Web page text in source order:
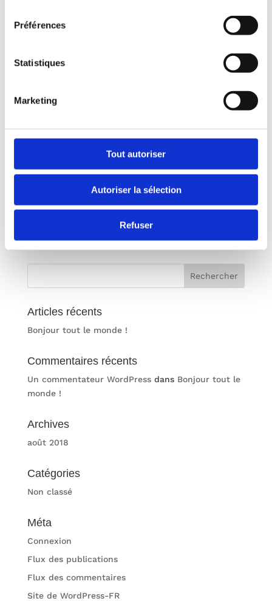
Préférences
Statistiques
Marketing
Tout autoriser
Autoriser la sélection
Refuser
Enregistrer mon nom, mon e-mail et mon site
Articles récents
Bonjour tout le monde !
Commentaires récents
Un commentateur WordPressdans Bonjour tout le
monde !
Archives
août 2018
Catégories
Non classé
Méta
Connexion
Flux des publications
Flux des commentaires
Site de WordPress-FR